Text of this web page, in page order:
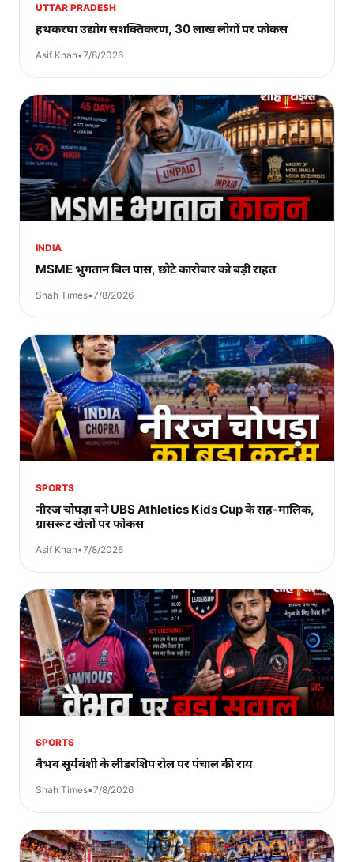
UTTAR PRADESH
हथकरघा उद्योग सशक्तिकरण, 30 लाख लोगों पर फोकस
Asif Khan•7/8/2026
INDIA
MSME भुगतान बिल पास, छोटे कारोबार को बड़ी राहत
Shah Times•7/8/2026
SPORTS
नीरज चोपड़ा बने UBS Athletics Kids Cup के सह-मालिक,
ग्रासरूट खेलों पर फोकस
Asif Khan•7/8/2026
SPORTS
वैभव सूर्यवंशी के लीडरशिप रोल पर पंचाल की राय
Shah Times•7/8/2026